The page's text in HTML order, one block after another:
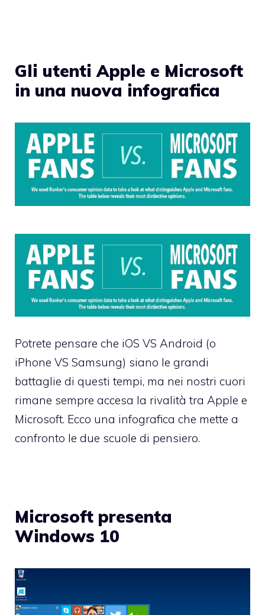
Gli utenti Apple e Microsoft
in una nuova infografica
Potrete pensare che iOS VS Android (o
iPhone VS Samsung) siano le grandi
battaglie di questi tempi, ma nei nostri cuori
rimane sempre accesa la rivalità tra Apple e
Microsoft. Ecco una infografica che mette a
confronto le due scuole di pensiero.
Microsoft presenta
Windows 10